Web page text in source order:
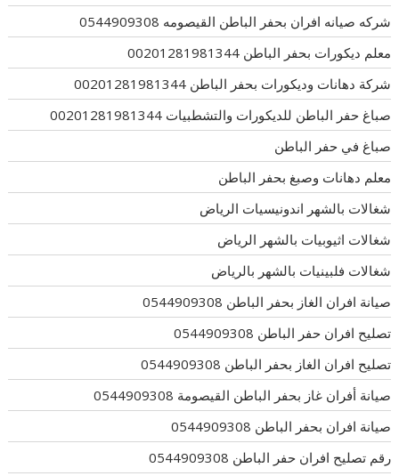
شركه صيانه افران بحفر الباطن القيصومه 0544909308
معلم ديكورات بحفر الباطن 00201281981344
شركة دهانات وديكورات بحفر الباطن 00201281981344
صباغ حفر الباطن للديكورات والتشطبيات 00201281981344
صباغ في حفر الباطن
معلم دهانات وصبغ بحفر الباطن
شغالات بالشهر اندونيسيات الرياض
شغالات اثيوبيات بالشهر الرياض
شغالات فلبينيات بالشهر بالرياض
صيانة افران الغاز بحفر الباطن 0544909308
تصليح افران حفر الباطن 0544909308
تصليح افران الغاز بحفر الباطن 0544909308
صيانة أفران غاز بحفر الباطن القيصومة 0544909308
صيانة افران بحفر الباطن 0544909308
رقم تصليح افران حفر الباطن 0544909308